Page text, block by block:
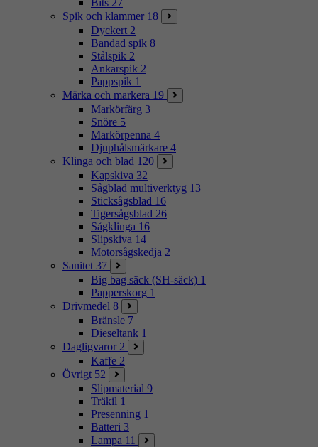
Spik och klammer 18
Dyckert 2
Bandad spik 8
Stålspik 2
Ankarspik 2
Pappspik 1
Märka och markera 19
Markörfärg 3
Snöre 5
Markörpenna 4
Djuphålsmärkare 4
Klinga och blad 120
Kapskiva 32
Sågblad multiverktyg 13
Sticksågsblad 16
Tigersågsblad 26
Sågklinga 16
Slipskiva 14
Motorsågskedja 2
Sanitet 37
Big bag säck (SH-säck) 1
Papperskorg 1
Drivmedel 8
Bränsle 7
Dieseltank 1
Dagligvaror 2
Kaffe 2
Övrigt 52
Slipmaterial 9
Träkil 1
Presenning 1
Batteri 3
Lampa 11